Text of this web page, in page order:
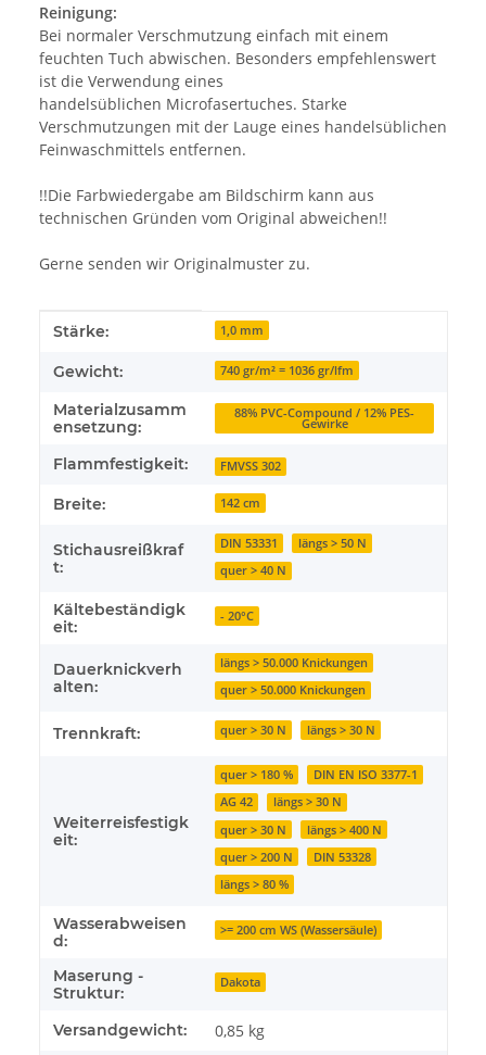
Reinigung:
Bei normaler Verschmutzung einfach mit einem
feuchten Tuch abwischen. Besonders empfehlenswert
ist die Verwendung eines
handelsüblichen Microfasertuches. Starke
Verschmutzungen mit der Lauge eines handelsüblichen
Feinwaschmittels entfernen.
!!Die Farbwiedergabe am Bildschirm kann aus
technischen Gründen vom Original abweichen!!
Gerne senden wir Originalmuster zu.
Produkteigenschaft
Wert
Stärke: 1,0 mm
Gewicht: 740 gr/m² = 1036 gr/lfm
Materialzusamm
ensetzung:
88% PVC-Compound / 12% PES-
Gewirke
Flammfestigkeit: FMVSS 302
Breite: 142 cm
Stichausreißkraf
t:
DIN 53331
längs > 50 N
quer > 40 N
Kältebeständigk
eit:
- 20°C
Dauerknickverh
alten:
längs > 50.000 Knickungen
quer > 50.000 Knickungen
Trennkraft: quer > 30 N längs > 30 N
Weiterreisfestigk
eit:
quer > 180 %
DIN EN ISO 3377-1
AG 42
längs > 30 N
quer > 30 N
längs > 400 N
quer > 200 N
DIN 53328
längs > 80 %
Wasserabweisen
d:
>= 200 cm WS (Wassersäule)
Maserung -
Struktur:
Dakota
Versandgewicht: 0,85 kg